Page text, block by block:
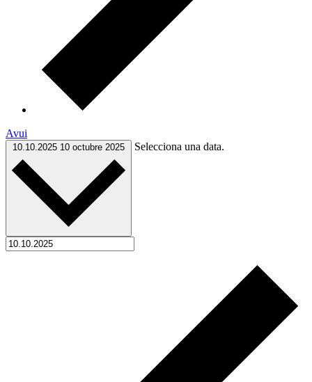
Avui
10.10.2025 10 octubre 2025 Selecciona una data.